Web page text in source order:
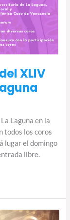
XLIV
Laguna en la
todos los coros
lugar el domingo
libre.